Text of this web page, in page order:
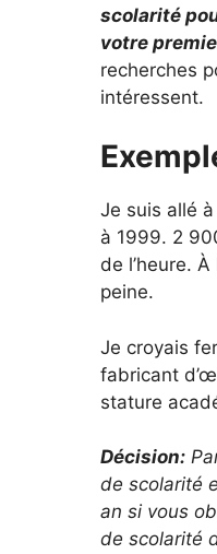
scolarité
votre
recherches
intéressent.
Je suis allé
à 1999. 2
de l’heure.
peine.
Je croyais
fabricant
stature
Décision:
de scolarité
an si vous
de scolarité